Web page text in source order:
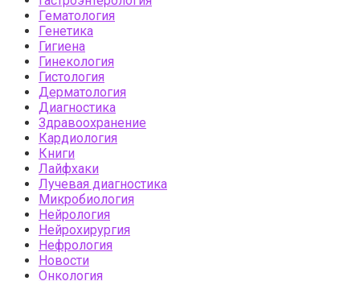
Гематология
Генетика
Гигиена
Гинекология
Гистология
Дерматология
Диагностика
Здравоохранение
Кардиология
Книги
Лайфхаки
Лучевая диагностика
Микробиология
Нейрология
Нейрохирургия
Нефрология
Новости
Онкология